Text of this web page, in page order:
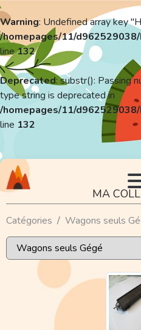
Warning: Undefined array key
/homepages/11/
line132
Deprecated: substr(): Passing
type string is deprecated in
/homepages/11/
line 132
MA
Catégories Wagons seuls